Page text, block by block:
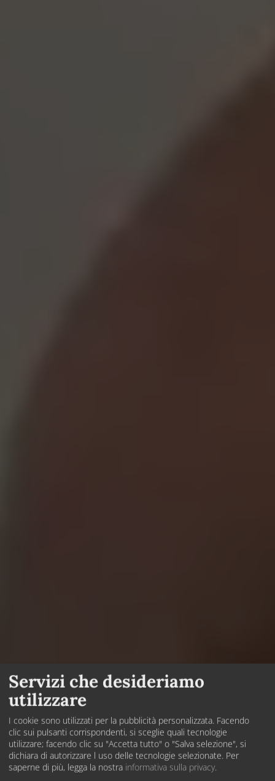
Servizi che desideriamo
utilizzare
I cookie sono utilizzati per la pubblicità personalizzata. Facendo
clic sui pulsanti corrispondenti, si sceglie quali tecnologie
utilizzare; facendo clic su "Accetta tutto" o "Salva selezione", si
dichiara di autorizzare l uso delle tecnologie selezionate. Per
saperne di più, legga la nostra informativa sulla privacy.